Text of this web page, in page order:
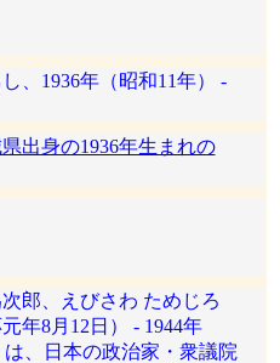
、1936年（昭和11年） -
出身の1936年生まれの
郎、えびさわ ためじろ
年8月12日） - 1944年
は、日本の政治家・衆議院